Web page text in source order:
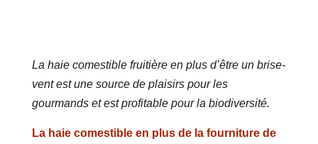
La haie comestible fruitière en plus d’être un brise-
vent est une source de plaisirs pour les
gourmands et est profitable pour la biodiversité.
La haie comestible en plus de la fourniture de